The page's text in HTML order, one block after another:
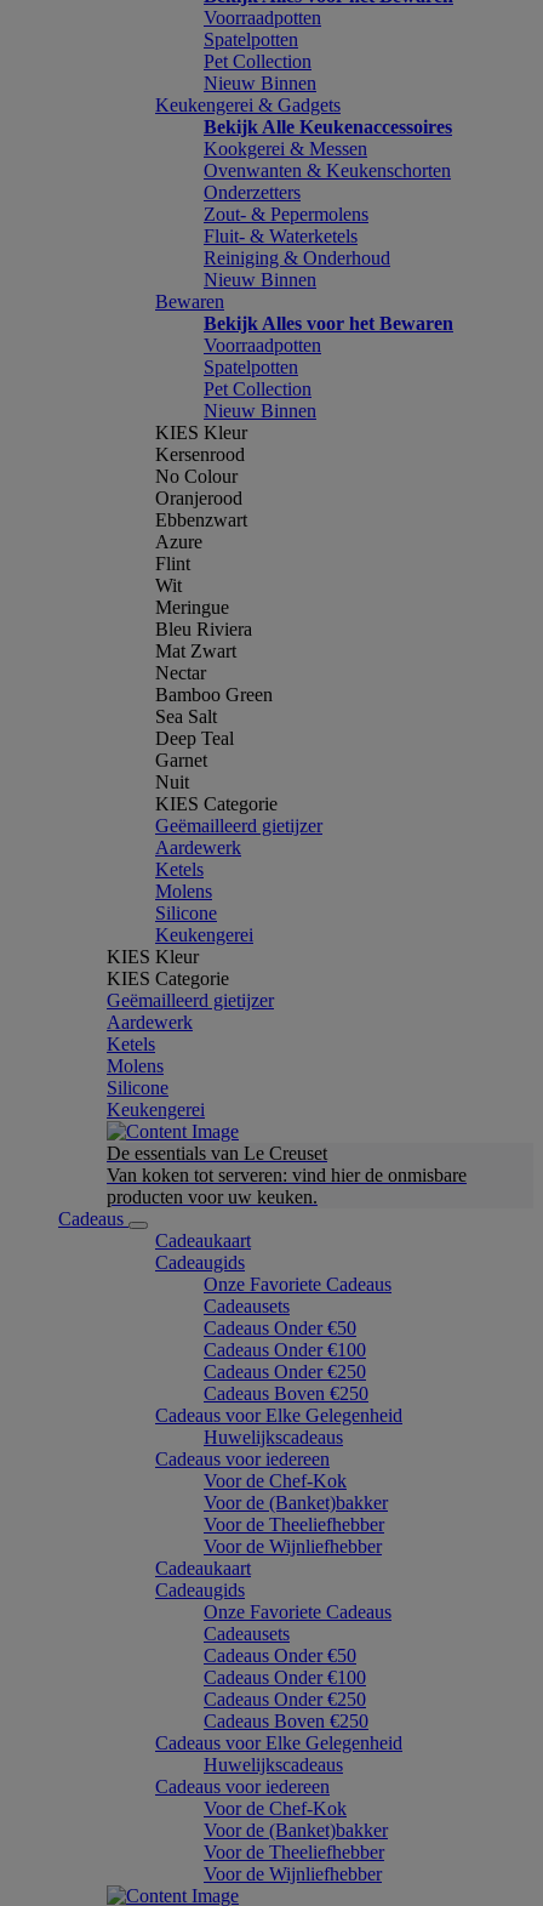
Voorraadpotten
Spatelpotten
Pet Collection
Nieuw Binnen
Keukengerei & Gadgets
Bekijk Alle Keukenaccessoires
Kookgerei & Messen
Ovenwanten & Keukenschorten
Onderzetters
Zout- & Pepermolens
Fluit- & Waterketels
Reiniging & Onderhoud
Nieuw Binnen
Bewaren
Bekijk Alles voor het Bewaren
Voorraadpotten
Spatelpotten
Pet Collection
Nieuw Binnen
KIES Kleur
Kersenrood
No Colour
Oranjerood
Ebbenzwart
Azure
Flint
Wit
Meringue
Bleu Riviera
Mat Zwart
Nectar
Bamboo Green
Sea Salt
Deep Teal
Garnet
Nuit
KIES Categorie
Geëmailleerd gietijzer
Aardewerk
Ketels
Molens
Silicone
Keukengerei
KIES Kleur
KIES Categorie
Geëmailleerd gietijzer
Aardewerk
Ketels
Molens
Silicone
Keukengerei
De essentials van Le Creuset
Van koken tot serveren: vind hier de onmisbare
producten voor uw keuken.
Cadeaus
Cadeaukaart
Cadeaugids
Onze Favoriete Cadeaus
Cadeausets
Cadeaus Onder €50
Cadeaus Onder €100
Cadeaus Onder €250
Cadeaus Boven €250
Cadeaus voor Elke Gelegenheid
Huwelijkscadeaus
Cadeaus voor iedereen
Voor de Chef-Kok
Voor de (Banket)bakker
Voor de Theeliefhebber
Voor de Wijnliefhebber
Cadeaukaart
Cadeaugids
Onze Favoriete Cadeaus
Cadeausets
Cadeaus Onder €50
Cadeaus Onder €100
Cadeaus Onder €250
Cadeaus Boven €250
Cadeaus voor Elke Gelegenheid
Huwelijkscadeaus
Cadeaus voor iedereen
Voor de Chef-Kok
Voor de (Banket)bakker
Voor de Theeliefhebber
Voor de Wijnliefhebber